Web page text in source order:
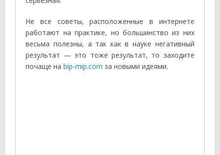
Не все советы, расположенные в интернете
работают на практике, но большинство из них
весьма полезны, а так как в науке негативный
результат — это тоже результат, то заходите
почаще наbip-mip.com за новыми идеями.